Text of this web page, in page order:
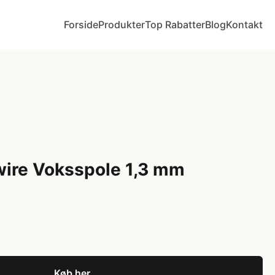
ForsideProdukterTop RabatterBlogKontakt
Voksspole 1,3 mm